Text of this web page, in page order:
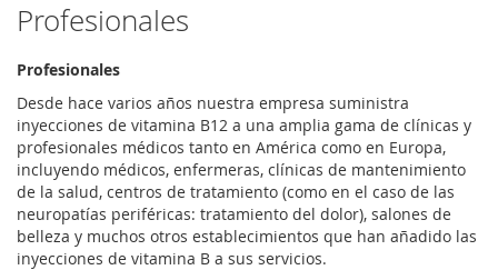
Profesionales
Profesionales
Desde hace varios años nuestra empresa suministra
inyecciones de vitamina B12 a una amplia gama de clínicas y
profesionales médicos tanto en América como en Europa,
incluyendo médicos, enfermeras, clínicas de mantenimiento
de la salud, centros de tratamiento (como en el caso de las
neuropatías periféricas: tratamiento del dolor), salones de
belleza y muchos otros establecimientos que han añadido las
inyecciones de vitamina B a sus servicios.